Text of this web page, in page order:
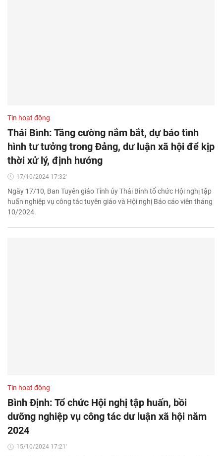
Tin hoạt động
Thái Bình: Tăng cường nắm bắt, dự báo tình
hình tư tưởng trong Đảng, dư luận xã hội để kịp
thời xử lý, định hướng
17/10/2024 17:32'
Ngày 17/10, Ban Tuyên giáo Tỉnh ủy Thái Bình tổ chức Hội nghị tập
huấn nghiệp vụ công tác tuyên giáo và Hội nghị Báo cáo viên tháng
10/2024.
Tin hoạt động
Bình Định: Tổ chức Hội nghị tập huấn, bồi
dưỡng nghiệp vụ công tác dư luận xã hội năm
2024
15/10/2024 17:21'